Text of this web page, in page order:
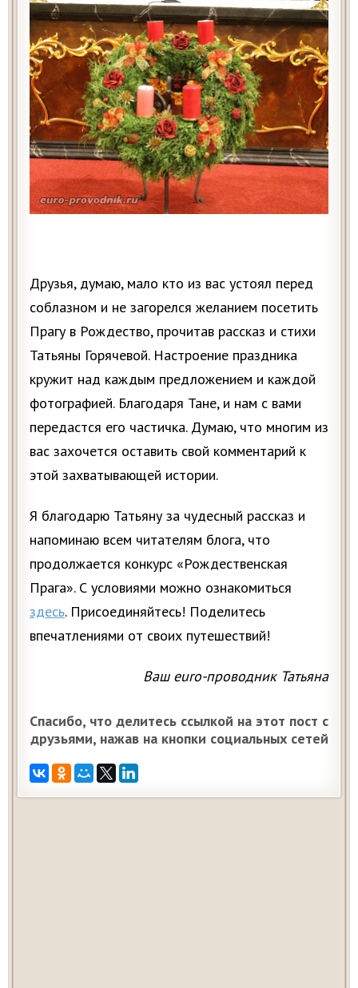
Друзья, думаю, мало кто из вас устоял перед
соблазном и не загорелся желанием посетить
Прагу в Рождество, прочитав рассказ и стихи
Татьяны Горячевой. Настроение праздника
кружит над каждым предложением и каждой
фотографией. Благодаря Тане, и нам с вами
передастся его частичка. Думаю, что многим из
вас захочется оставить свой комментарий к
этой захватывающей истории.
Я благодарю Татьяну за чудесный рассказ и
напоминаю всем читателям блога, что
продолжается конкурс «Рождественская
Прага». С условиями можно ознакомиться
здесь. Присоединяйтесь! Поделитесь
впечатлениями от своих путешествий!
Ваш euro-проводник Татьяна
Спасибо, что делитесь ссылкой на этот пост с
друзьями, нажав на кнопки социальных сетей